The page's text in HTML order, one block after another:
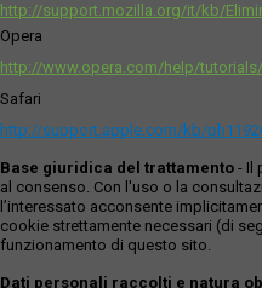
http://support.mozilla.org/it/kb/
Opera
http://www.opera.com/help/
Safari
http://support.apple.com/kb/
Base giuridica del trattamento - Il
al consenso. Con l'uso o la
l’interessato acconsente
cookie strettamente necessari (di
funzionamento di questo sito.
Dati personali raccolti e natura